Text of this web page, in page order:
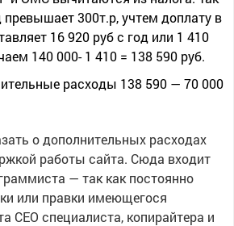
превышает 300т.р, учтем доплату в
16 920 руб с год или 1 410
140 000- 1 410 = 138 590 руб.
расходы 138 590 — 70 000
о дополнительных расходах
работы сайта. Сюда входит
— так как постоянно
или правки имеющегося
СЕО специалиста, копирайтера и